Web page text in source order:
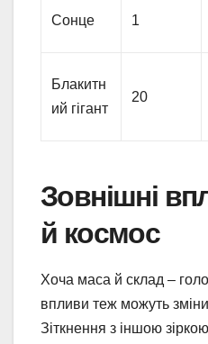
Сонце 1
Блакитн
ий гігант
20
Зовнішні
й космос
Хоча маса й склад –
впливи теж можуть
Зіткнення з іншою